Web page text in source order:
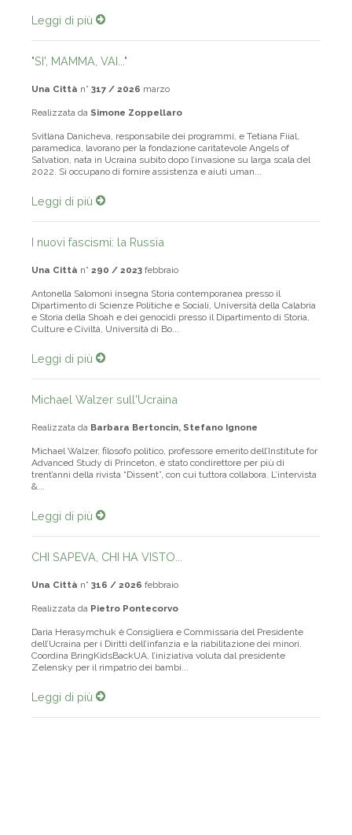
Leggi di più
"SI', MAMMA, VAI..."
Una Città n° 317 / 2026 marzo
Realizzata da Simone Zoppellaro
Svitlana Danicheva, responsabile dei programmi, e Tetiana Fiial,
paramedica, lavorano per la fondazione caritatevole Angels of
Salvation, nata in Ucraina subito dopo l’invasione su larga scala del
2022. Si occupano di fornire assistenza e aiuti uman...
Leggi di più
I nuovi fascismi: la Russia
Una Città n° 290 / 2023 febbraio
Antonella Salomoni insegna Storia contemporanea presso il
Dipartimento di Scienze Politiche e Sociali, Università della Calabria
e Storia della Shoah e dei genocidi presso il Dipartimento di Storia,
Culture e Civiltà, Università di Bo...
Leggi di più
Michael Walzer sull'Ucraina
Realizzata da Barbara Bertoncin, Stefano Ignone
Michael Walzer, filosofo politico, professore emerito dell’Institute for
Advanced Study di Princeton, è stato condirettore per più di
trent’anni della rivista “Dissent”, con cui tuttora collabora. L’intervista
&...
Leggi di più
CHI SAPEVA, CHI HA VISTO...
Una Città n° 316 / 2026 febbraio
Realizzata da Pietro Pontecorvo
Daria Herasymchuk è Consigliera e Commissaria del Presidente
dell’Ucraina per i Diritti dell’infanzia e la riabilitazione dei minori.
Coordina BringKidsBackUA, l’iniziativa voluta dal presidente
Zelensky per il rimpatrio dei bambi...
Leggi di più